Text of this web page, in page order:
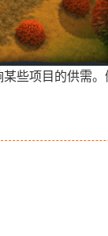
些项目的供需